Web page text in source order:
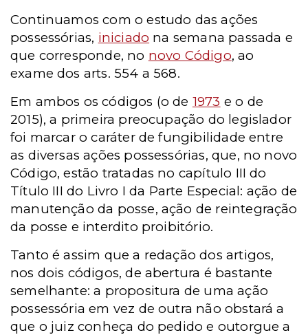
Continuamos com o estudo das ações
possessórias, iniciado na semana passada e
que corresponde, no novo Código, ao
exame dos arts. 554 a 568.
Em ambos os códigos (o de 1973 e o de
2015), a primeira preocupação do legislador
foi marcar o caráter de fungibilidade entre
as diversas ações possessórias, que, no novo
Código, estão tratadas no capítulo III do
Título III do Livro I da Parte Especial: ação de
manutenção da posse, ação de reintegração
da posse e interdito proibitório.
Tanto é assim que a redação dos artigos,
nos dois códigos, de abertura é bastante
semelhante: a propositura de uma ação
possessória em vez de outra não obstará a
que o juiz conheça do pedido e outorgue a